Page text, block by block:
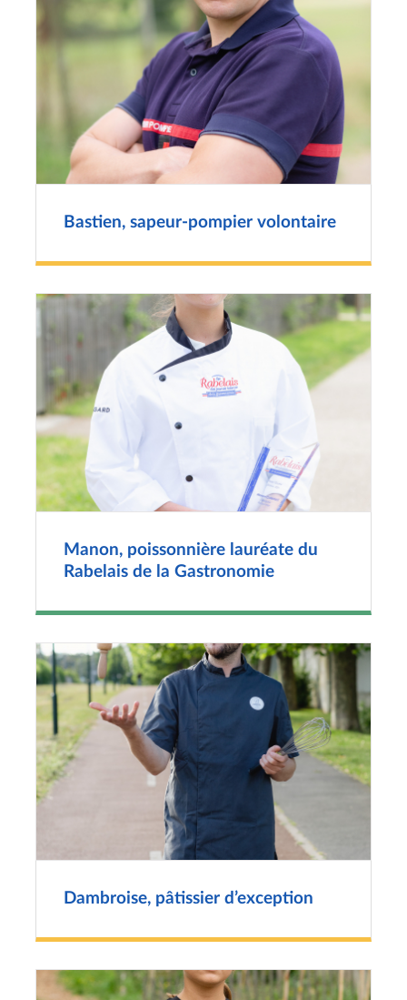
Bastien, sapeur-pompier volontaire
Manon, poissonnière lauréate du
Rabelais de la Gastronomie
Dambroise, pâtissier d’exception